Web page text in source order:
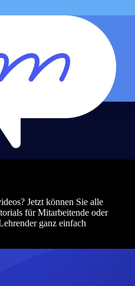
Jetzt können Sie alle
für Mitarbeitende oder
ganz einfach